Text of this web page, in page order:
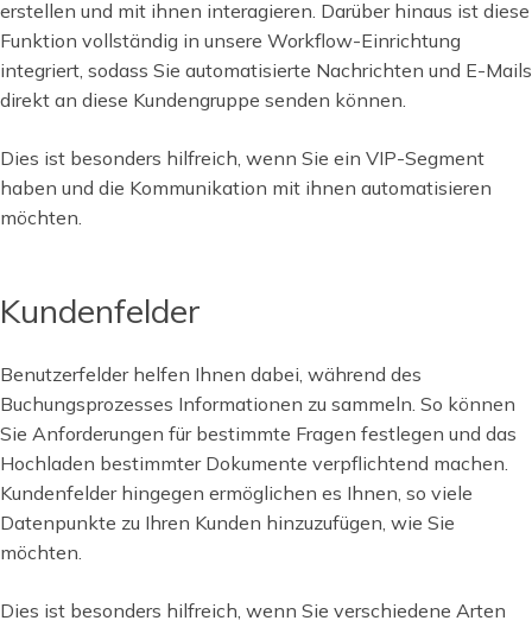
erstellen und mit ihnen interagieren. Darüber hinaus ist diese
Funktion vollständig in unsere Workflow-Einrichtung
integriert, sodass Sie automatisierte Nachrichten und E-Mails
direkt an diese Kundengruppe senden können.
Dies ist besonders hilfreich, wenn Sie ein VIP-Segment
haben und die Kommunikation mit ihnen automatisieren
möchten.
Kundenfelder
Benutzerfelder helfen Ihnen dabei, während des
Buchungsprozesses Informationen zu sammeln. So können
Sie Anforderungen für bestimmte Fragen festlegen und das
Hochladen bestimmter Dokumente verpflichtend machen.
Kundenfelder hingegen ermöglichen es Ihnen, so viele
Datenpunkte zu Ihren Kunden hinzuzufügen, wie Sie
möchten.
Dies ist besonders hilfreich, wenn Sie verschiedene Arten